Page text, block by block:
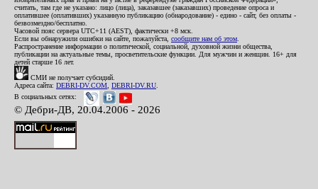
считать, там где не указано: лицо (лица), заказавшее (заказавших) проведение опроса и
оплатившее (оплативших) указанную публикацию (обнародование) - едино - сайт, без оплаты -
безвозмездно/бесплатно.
Часовой пояс сервера UTC+11 (AEST), фактически +8 мск.
Если вы обнаружили ошибки на сайте, пожалуйста, сообщите нам об этом
Распространение информации о политической, социальной, духовной жизни общества,
публикации на актуальные темы, просветительские функции. Для мужчин и женщин. 16+ для
детей старше 16 лет.
СМИ не получает субсидий.
Адреса сайта: DEBRI-DV.COM DEBRI-DV.RU
В социальных сетях:
© Дебри-ДВ, 20.04.2006 - 2026